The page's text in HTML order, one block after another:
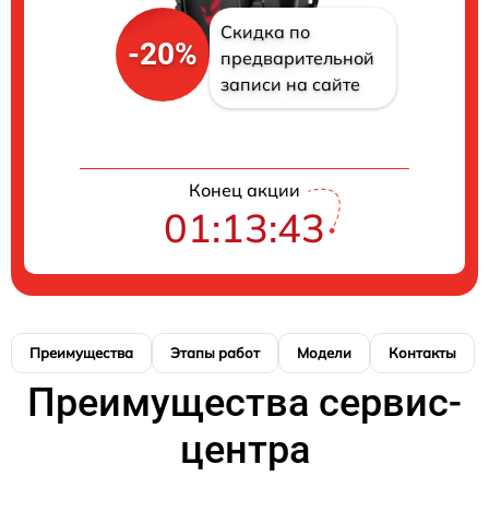
-20%
Скидка по
предварительной
записи на сайте
Конец акции
01:13:42
Преимущества Этапы работ Модели Контакты
Преимущества сервис-
центра